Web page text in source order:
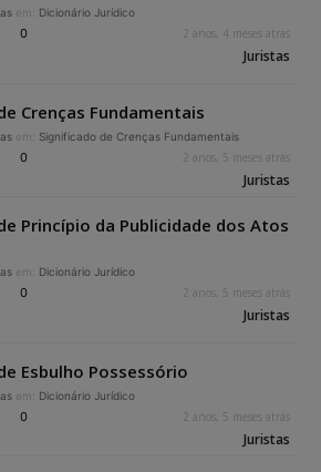
em: Dicionário Jurídico
0 2 anos, 4 meses atrás
Juristas
Crenças Fundamentais
em: Significado de Crenças Fundamentais
0 2 anos, 5 meses atrás
Juristas
Princípio da Publicidade dos Atos
em: Dicionário Jurídico
0 2 anos, 5 meses atrás
Juristas
Esbulho Possessório
em: Dicionário Jurídico
0 2 anos, 5 meses atrás
Juristas